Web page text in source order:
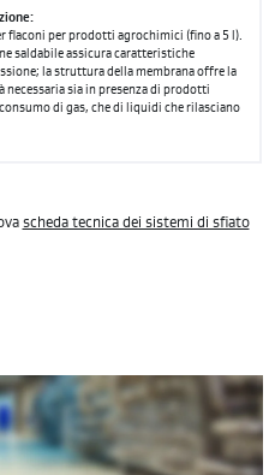
flaconi per prodotti agrochimici (fino a 5 l).
saldabile assicura caratteristiche
la struttura della membrana offre la
necessaria sia in presenza di prodotti
di gas, che di liquidi che rilasciano
scheda tecnica dei sistemi di sfiato